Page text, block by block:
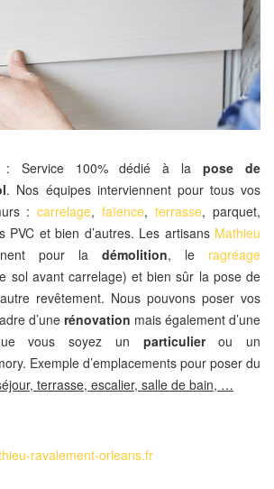
Service 100% dédié à lapose de
. Nos équipes interviennent pour tous vos
:carrelage,faïence,terrasse, parquet,
PVC et bien d’autres. Les artisans Mathieu
pour la démolition, le ragréage
sol avant carrelage) et bien sûr la pose de
revêtement. Nous pouvons poser vos
d’une rénovation mais également d’une
vous soyez un particulierou un
Exemple d’emplacements pour poser du
terrasse, escalier, salle de bain, …
ravalement-orleans.fr